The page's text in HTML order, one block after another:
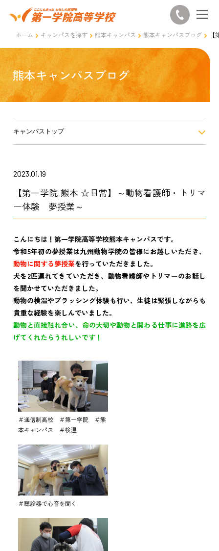
ホーム キャンパスを探す 熊本キャンパス 熊本キャンパスブログ
熊本キャンパスブログ
キャンパストップ
2023.01.19
【第一学院 熊本 ☆日常】～動物看護師・トリマ
ー体験 夢授業～
こんにちは！第一学院高等学校熊本キャンパスです。
令和5年初の夢授業は九州動物学院の皆様にお越しいただき、
動物に関する夢授業を行っていただきました。
犬を2匹連れてきていただき、動物看護師やトリマーのお話し
を聞かせていただきました。
動物の検温やブラッシング体験も行い、生徒は緊張しながらも
貴重な経験を楽しんでいました。
動物と直接触れ合い、命の大切や動物と関わる仕事に進路を広
げてくれたらうれしいです！
＃通信制高校 ＃第一学院 ＃熊
本キャンパス ＃検温
＃聴診器で心音を聞く